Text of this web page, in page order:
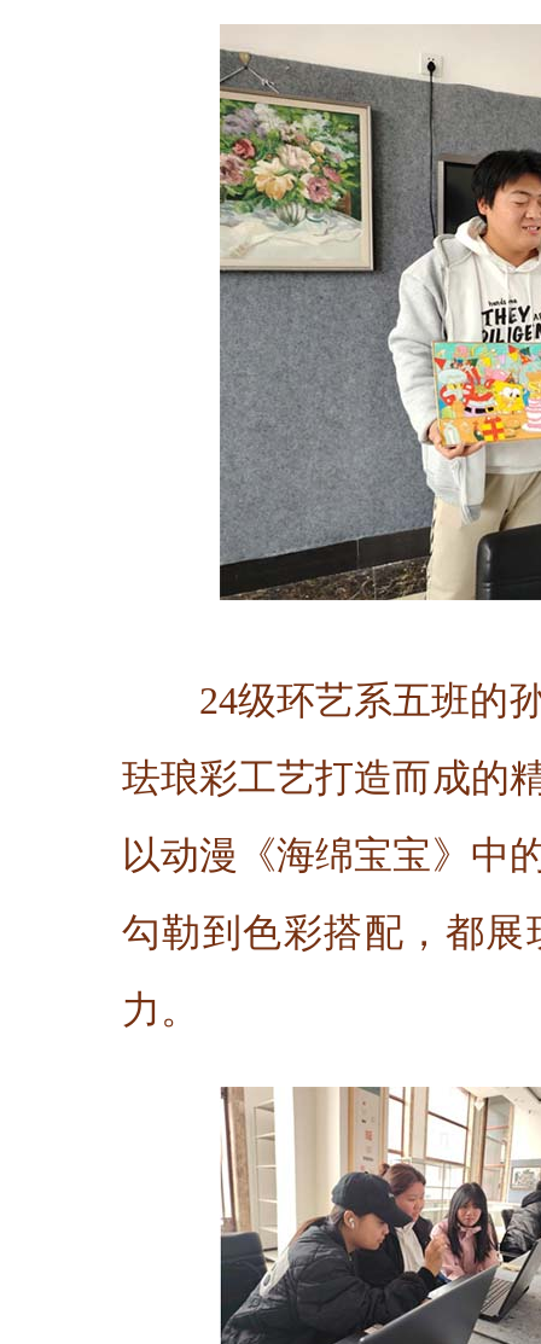
24级环艺系五班的
珐琅彩工艺打造而成的
以动漫《海绵宝宝》中
勾勒到色彩搭配，都
力。